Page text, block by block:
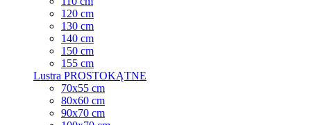
120 cm
130 cm
140 cm
150 cm
155 cm
Lustra PROSTOKĄTNE
70x55 cm
80x60 cm
90x70 cm